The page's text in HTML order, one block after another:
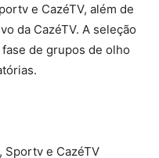
e CazéTV, além de
da CazéTV. A seleção
de grupos de olho
Sportv e CazéTV